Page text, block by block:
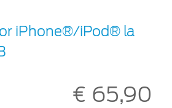
iPhone®/iPod® la
€ 65,90